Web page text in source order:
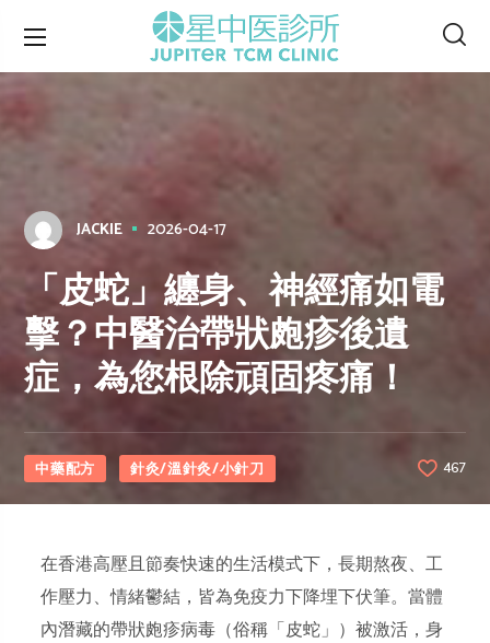
JACKIE 2026-04-17
「皮蛇」纏身、神經痛如電
擊？中醫治帶狀皰疹後遺
症，為您根除頑固疼痛！
中藥配方 針灸/溫針灸/小針刀 467
在香港高壓且節奏快速的生活模式下，長期熬夜、工
作壓力、情緒鬱結，皆為免疫力下降埋下伏筆。當體
內潛藏的帶狀皰疹病毒（俗稱「皮蛇」）被激活，身